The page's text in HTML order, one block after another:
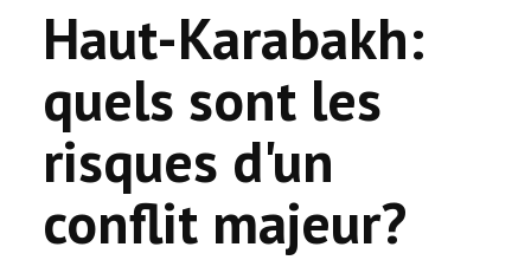
ACTUALITÉ
COMMUNAUTÉ
EVÉNEMENTS
🔔 ELECTIONS 2026 🗳️
Haut-Karabakh:
quels sont les
risques d'un
conflit majeur?